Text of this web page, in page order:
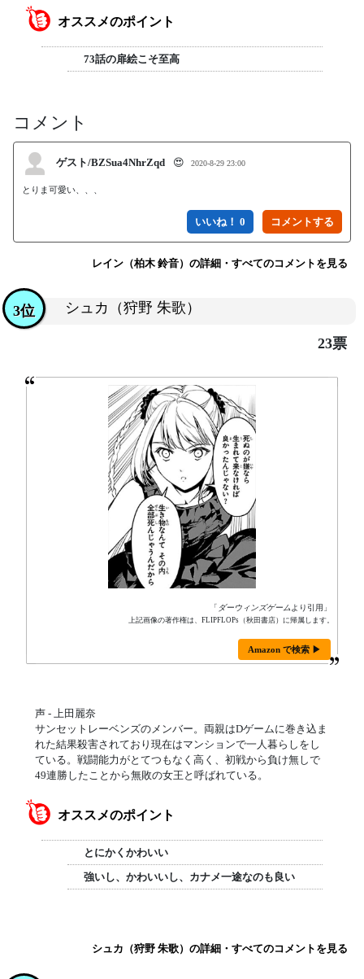
オススメのポイント
73話の扉絵こそ至高
コメント
ゲスト/BZSua4NhrZqd 😍 2020-8-29 23:00
とりま可愛い、、、
いいね！ 0
レイン（柏木 鈴音）の詳細・すべてのコメントを見る
シュカ（狩野 朱歌）
3位
23票
「 ダーウィンズゲーム より引用」
上記画像の著作権は、FLIPFLOPs（秋田書店）に帰属します。
Amazon で検索 ▶
声 - 上田麗奈
サンセットレーベンズのメンバー。両親はDゲームに巻き込ま
れた結果殺害されており現在はマンションで一人暮らしをし
ている。戦闘能力がとてつもなく高く、初戦から負け無しで
49連勝したことから無敗の女王と呼ばれている。
オススメのポイント
とにかくかわいい
強いし、かわいいし、カナメ一途なのも良い
シュカ（狩野 朱歌）の詳細・すべてのコメントを見る